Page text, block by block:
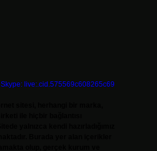
Skype: live:.cid.575569c608265c69